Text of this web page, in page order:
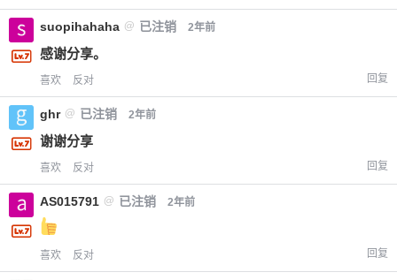
suopihahaha @ 已注销 2年前
感谢分享。
喜欢 反对 回复
ghr @ 已注销 2年前
谢谢分享
喜欢 反对 回复
AS015791 @ 已注销 2年前
喜欢 反对 回复